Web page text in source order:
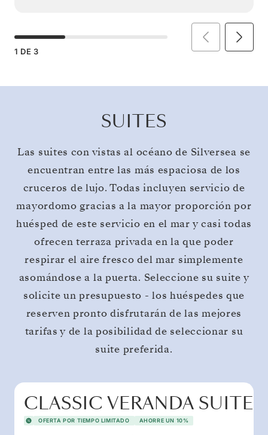
1 DE 3
SUITES
Las suites con vistas al océano de Silversea se
encuentran entre las más espaciosa de los
cruceros de lujo. Todas incluyen servicio de
mayordomo gracias a la mayor proporción por
huésped de este servicio en el mar y casi todas
ofrecen terraza privada en la que poder
respirar el aire fresco del mar simplemente
asomándose a la puerta. Seleccione su suite y
solicite un presupuesto - los huéspedes que
reserven pronto disfrutarán de las mejores
tarifas y de la posibilidad de seleccionar su
suite preferida.
CLASSIC VERANDA SUITE
OFERTA POR TIEMPO LIMITADO AHORRE UN 10%